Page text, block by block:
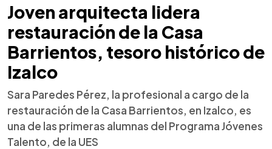
Joven arquitecta lidera
restauración de la Casa
Barrientos, tesoro histórico de
Izalco
Sara Paredes Pérez, la profesional a cargo de la
restauración de la Casa Barrientos, en Izalco, es
una de las primeras alumnas del Programa Jóvenes
Talento, de la UES